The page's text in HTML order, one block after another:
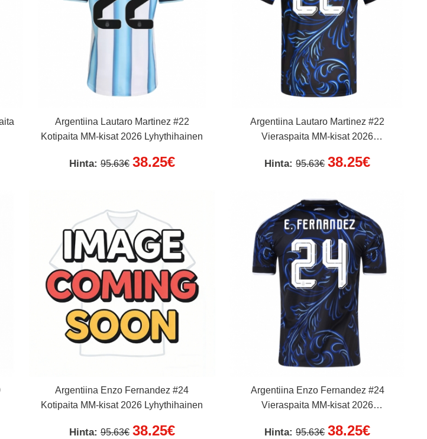
Argentiina Lautaro Martinez #22
Kotipaita MM-kisat 2026 Lyhythihainen
Hinta: 95.63€ 38.25€
Argentiina Lautaro Martinez #22
Vieraspaita MM-kisat 2026
Hinta:95.63€ 38.25€
Argentiina Enzo Fernandez #24
Kotipaita MM-kisat 2026 Lyhythihainen
Hinta: 95.63€ 38.25€
Argentiina Enzo Fernandez #24
Vieraspaita MM-kisat 2026
Hinta:95.63€ 38.25€